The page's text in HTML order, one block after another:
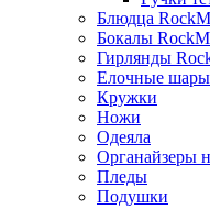
Блюдца
Бокалы
Гирлянды
Елочные
Кружки
Ножи
Одеяла
Органайзеры
Пледы
Подушки